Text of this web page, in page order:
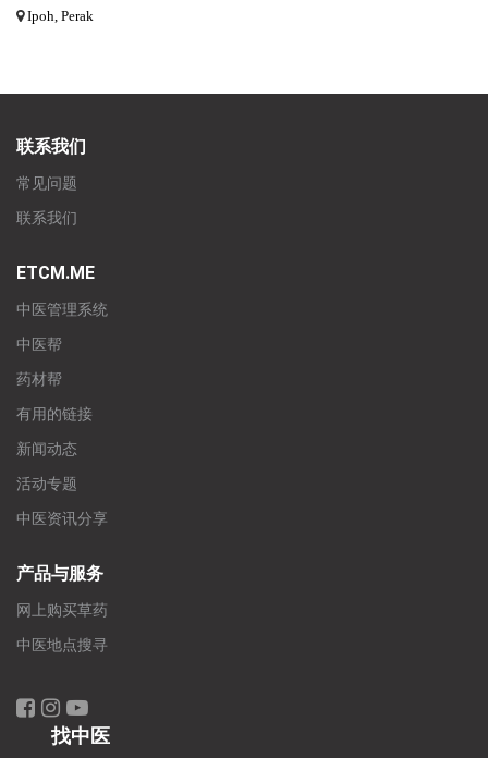
Ipoh, Perak
联系我们
常见问题
联系我们
ETCM.ME
中医管理系统
中医帮
药材帮
有用的链接
新闻动态
活动专题
中医资讯分享
产品与服务
网上购买草药
中医地点搜寻
找中医